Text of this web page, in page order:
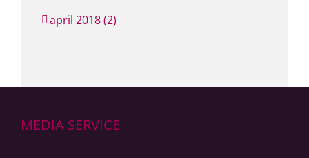
april 2018 (2)
MEDIA SERVICE